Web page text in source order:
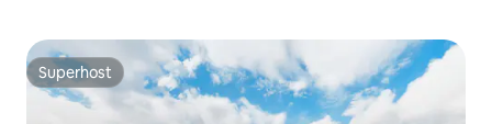
Superhost
Superhost